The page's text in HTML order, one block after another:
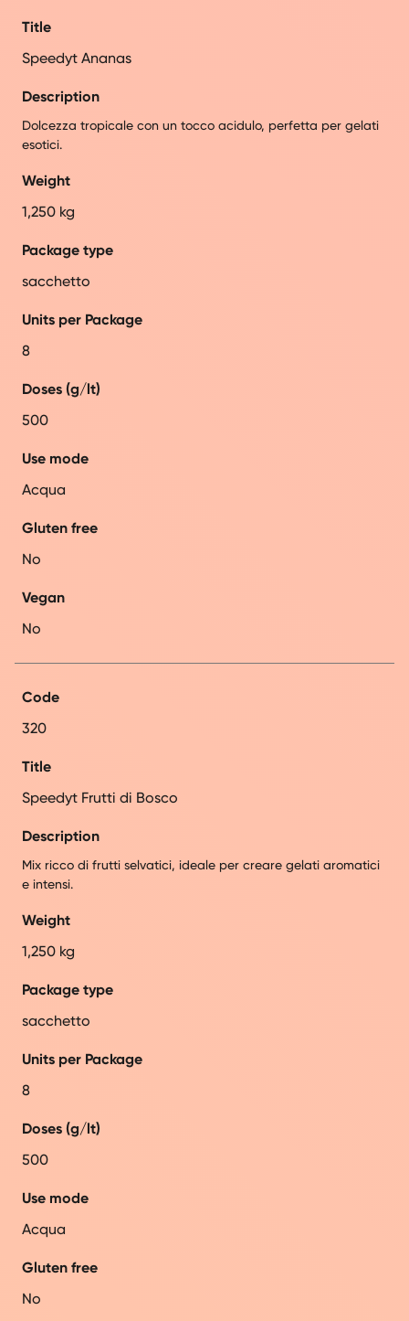
Title
Speedyt Ananas
Description
Dolcezza tropicale con un tocco acidulo, perfetta per gelati
esotici.
Weight
1,250 kg
Package type
sacchetto
Units per Package
8
Doses (g/lt)
500
Use mode
Acqua
Gluten free
No
Vegan
No
Code
320
Title
Speedyt Frutti di Bosco
Description
Mix ricco di frutti selvatici, ideale per creare gelati aromatici
e intensi.
Weight
1,250 kg
Package type
sacchetto
Units per Package
8
Doses (g/lt)
500
Use mode
Acqua
Gluten free
No